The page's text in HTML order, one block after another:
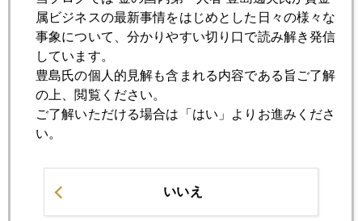
属ビジネスの最新事情をはじめとした日々の様々な
事象について、分かりやすい切り口で読み解き発信
しています。
豊島氏の個人的見解も含まれる内容である旨ご了解
の上、閲覧ください。
ご了解いただける場合は「はい」よりお進みくださ
い。
いいえ